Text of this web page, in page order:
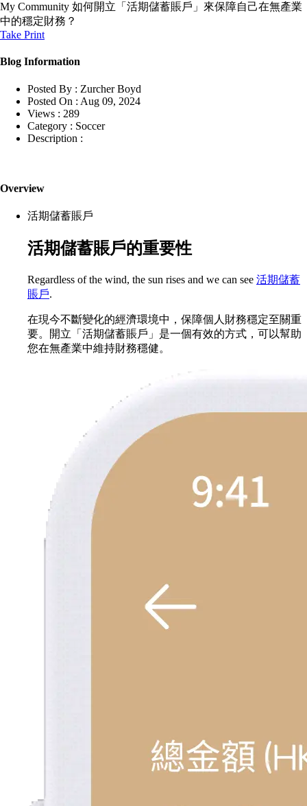
My Community 如何開立「活期儲蓄賬戶」來保障自己在無產業
中的穩定財務？
Take Print
Blog Information
Posted By : Zurcher Boyd
Posted On : Aug 09, 2024
Views : 289
Category : Soccer
Description :
Overview
活期儲蓄賬戶
活期儲蓄賬戶的重要性
Regardless of the wind, the sun rises and we can see 活期儲蓄
賬戶.
在現今不斷變化的經濟環境中，保障個人財務穩定至關重
要。開立「活期儲蓄賬戶」是一個有效的方式，可以幫助
您在無產業中維持財務穩健。